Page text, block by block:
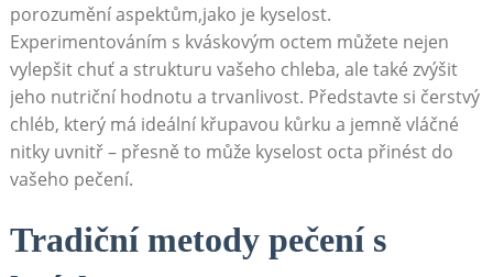
porozumění aspektům,jako je kyselost.
Experimentováním s ⁤kváskovým octem⁤ můžete nejen⁣
vylepšit chuť a ⁢strukturu vašeho chleba, ale také zvýšit
jeho nutriční‌ hodnotu a⁤ trvanlivost. Představte si čerstvý
chléb, ‍který má ideální křupavou⁢ kůrku a jemně ​vláčné
nitky uvnitř ⁢– ‍přesně to může kyselost octa přinést do
vašeho pečení.
Tradiční metody pečení ‌s